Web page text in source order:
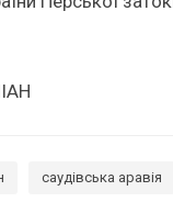
саудівська аравія